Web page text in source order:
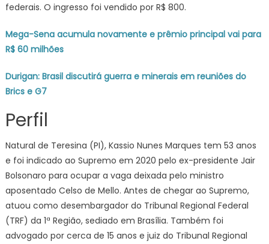
federais. O ingresso foi vendido por R$ 800.
Mega-Sena acumula novamente e prêmio principal vai para
R$ 60 milhões
Durigan: Brasil discutirá guerra e minerais em reuniões do
Brics e G7
Perfil
Natural de Teresina (PI), Kassio Nunes Marques tem 53 anos
e foi indicado ao Supremo em 2020 pelo ex-presidente Jair
Bolsonaro para ocupar a vaga deixada pelo ministro
aposentado Celso de Mello. Antes de chegar ao Supremo,
atuou como desembargador do Tribunal Regional Federal
(TRF) da 1ª Região, sediado em Brasília. Também foi
advogado por cerca de 15 anos e juiz do Tribunal Regional